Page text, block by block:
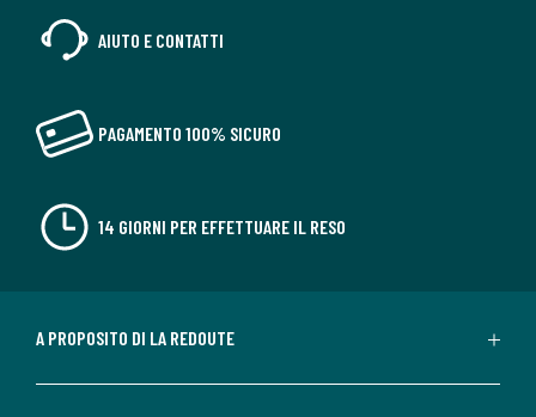
AIUTO E CONTATTI
PAGAMENTO 100% SICURO
14 GIORNI PER EFFETTUARE IL RESO
A PROPOSITO DI LA REDOUTE